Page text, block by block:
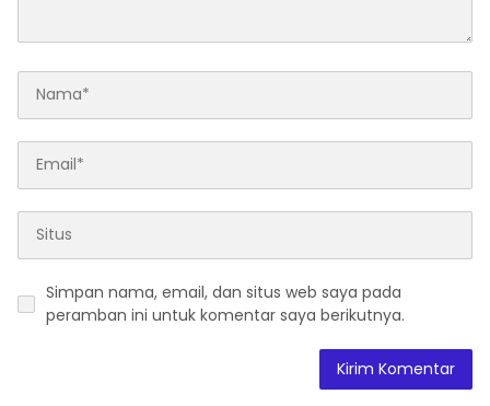
Simpan nama, email, dan situs web saya pada
peramban ini untuk komentar saya berikutnya.